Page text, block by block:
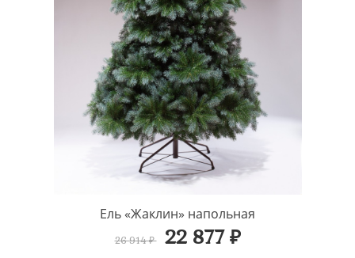
Ель «Жаклин» напольная
26 914 ₽ 22 877 ₽